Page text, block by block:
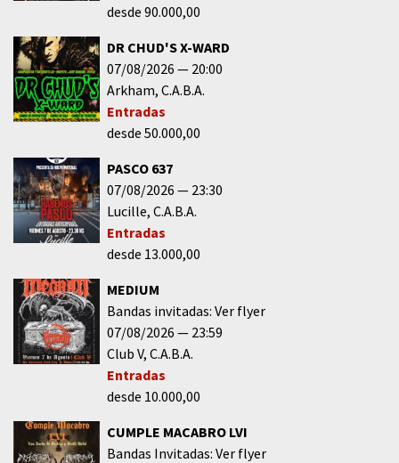
desde 90.000,00
DR CHUD'S X-WARD
07/08/2026
20:00
Arkham C.A.B.A.
Entradas
desde 50.000,00
PASCO 637
07/08/2026
23:30
Lucille C.A.B.A.
Entradas
desde 13.000,00
MEDIUM
Bandas invitadas: Ver flyer
07/08/2026
23:59
Club V C.A.B.A.
Entradas
desde 10.000,00
CUMPLE MACABRO LVI
Bandas Invitadas: Ver flyer